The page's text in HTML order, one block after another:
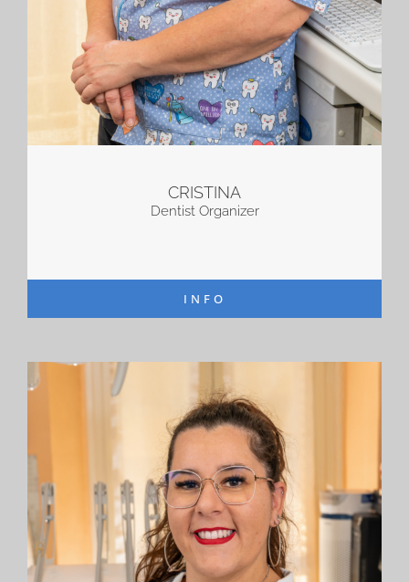
CRISTINA
Dentist Organizer
INFO